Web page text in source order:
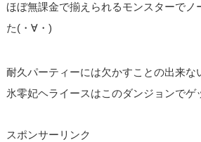
ほぼ無課金で揃えられるモンスターでノ
た(・∀・)
耐久パーティーには欠かすことの出来な
氷零妃ヘライースはこのダンジョンでゲ
スポンサーリンク